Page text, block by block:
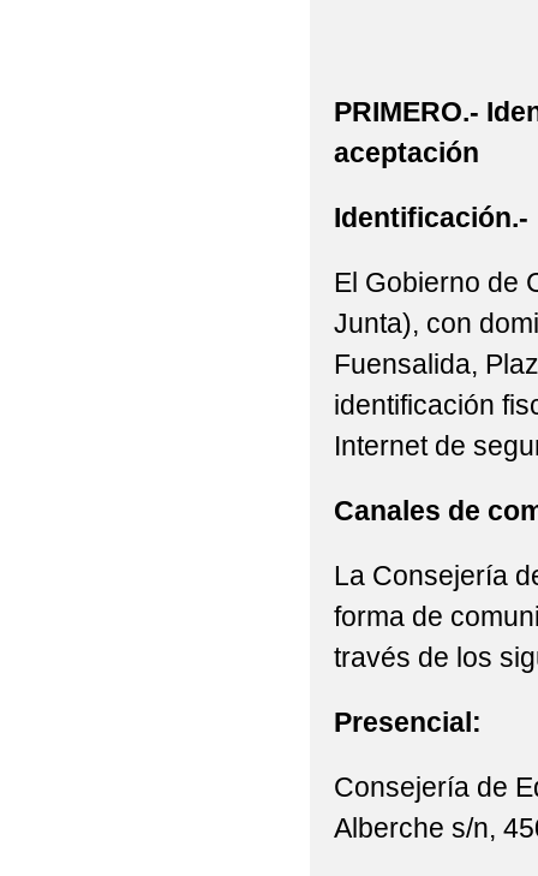
PRIMERO.-
aceptación
Identificación.-
El Gobierno de
Junta), con
Fuensalida,
identificación
Internet de
Canales de
La Consejería
forma de
través de los
Presencial:
Consejería de
Alberche s/n,